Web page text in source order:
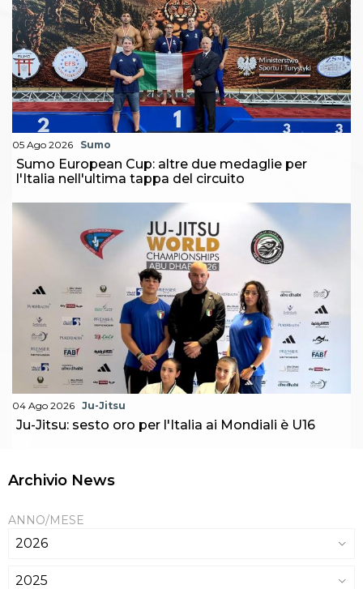
05 Ago 2026 Sumo
Sumo European Cup: altre due medaglie per
l'Italia nell'ultima tappa del circuito
04 Ago 2026 Ju-Jitsu
Ju-Jitsu: sesto oro per l'Italia ai Mondiali è U16
Archivio News
ANNO/MESE
2026
2025